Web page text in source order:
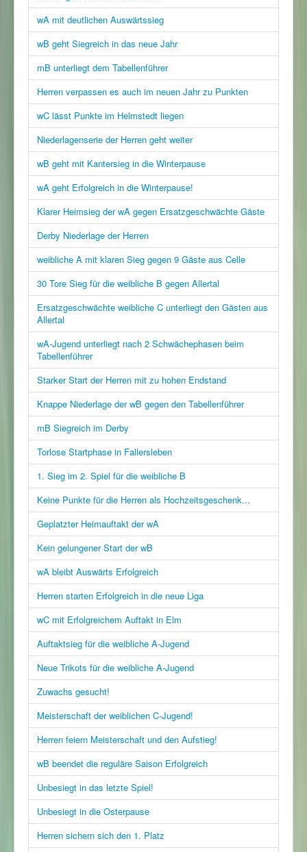
wA mit deutlichen Auswärtssieg
wB geht Siegreich in das neue Jahr
mB unterliegt dem Tabellenführer
Herren verpassen es auch im neuen Jahr zu Punkten
wC lässt Punkte im Helmstedt liegen
Niederlagenserie der Herren geht weiter
wB geht mit Kantersieg in die Winterpause
wA geht Erfolgreich in die Winterpause!
Klarer Heimsieg der wA gegen Ersatzgeschwächte Gäste
Derby Niederlage der Herren
weibliche A mit klaren Sieg gegen 9 Gäste aus Celle
30 Tore Sieg für die weibliche B gegen Allertal
Ersatzgeschwächte weibliche C unterliegt den Gästen aus
Allertal
wA-Jugend unterliegt nach 2 Schwächephasen beim
Tabellenführer
Starker Start der Herren mit zu hohen Endstand
Knappe Niederlage der wB gegen den Tabellenführer
mB Siegreich im Derby
Torlose Startphase in Fallersleben
1. Sieg im 2. Spiel für die weibliche B
Keine Punkte für die Herren als Hochzeitsgeschenk...
Geplatzter Heimauftakt der wA
Kein gelungener Start der wB
wA bleibt Auswärts Erfolgreich
Herren starten Erfolgreich in die neue Liga
wC mit Erfolgreichem Auftakt in Elm
Auftaktsieg für die weibliche A-Jugend
Neue Trikots für die weibliche A-Jugend
Zuwachs gesucht!
Meisterschaft der weiblichen C-Jugend!
Herren feiern Meisterschaft und den Aufstieg!
wB beendet die reguläre Saison Erfolgreich
Unbesiegt in das letzte Spiel!
Unbesiegt in die Osterpause
Herren sichern sich den 1. Platz